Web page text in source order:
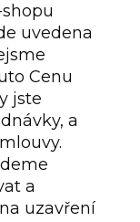
uvedena
Cenu
jste
a
a
uzavření